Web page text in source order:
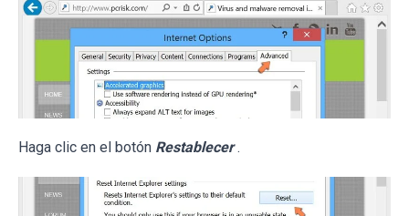
Haga clic en el botón Restablecer .